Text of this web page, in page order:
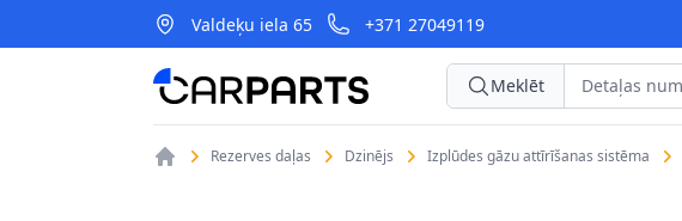
Valdeķu iela 65 +371 27049119
CarParts Meklēt
Rezerves daļas Dzinējs Izplūdes gāzu attīrīšanas sistēma